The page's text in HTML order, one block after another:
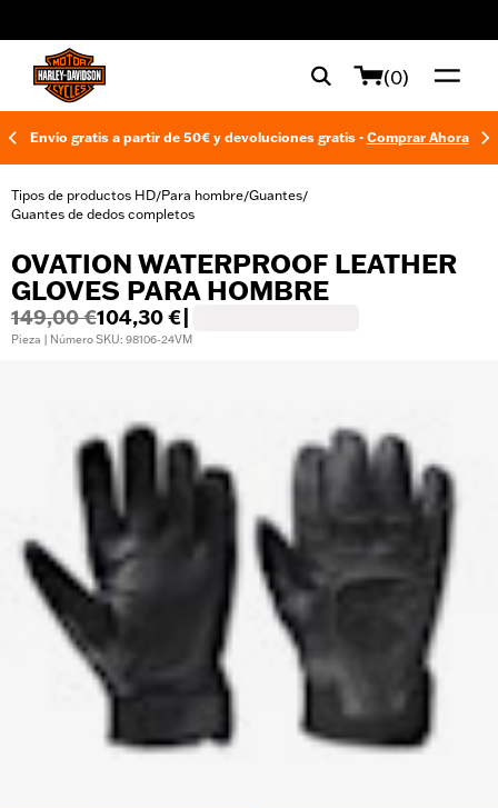
(0)
Envío gratis a partir de 50€ y devoluciones gratis - Comprar Ahora
Tipos de productos HD/Para hombre/Guantes/
Guantes de dedos completos
OVATION WATERPROOF LEATHER
GLOVES PARA HOMBRE
149,00 €104,30 €
Pieza | Número SKU: 98106-24VM